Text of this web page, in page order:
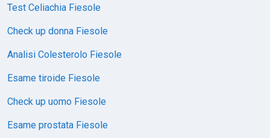
Test Celiachia Fiesole
Check up donna Fiesole
Analisi Colesterolo Fiesole
Esame tiroide Fiesole
Check up uomo Fiesole
Esame prostata Fiesole